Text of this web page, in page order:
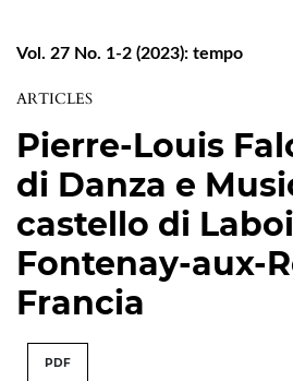
Vol. 27 No. 1-2 (2023): tempo
ARTICLES
Pierre-Louis
di Danza e
castello di
Fontenay-aux-
Francia
PDF